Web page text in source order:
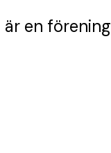
är en förening